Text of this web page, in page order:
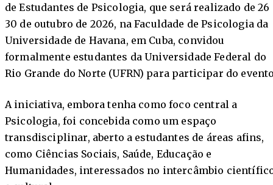
de Estudantes de Psicologia, que será realizado de 26
30 de outubro de 2026, na Faculdade de Psicologia da
Universidade de Havana, em Cuba, convidou
formalmente estudantes da Universidade Federal do
Rio Grande do Norte (UFRN) para participar do
A iniciativa, embora tenha como foco central a
Psicologia, foi concebida como um espaço
transdisciplinar, aberto a estudantes de áreas afins,
como Ciências Sociais, Saúde, Educação e
Humanidades, interessados no intercâmbio